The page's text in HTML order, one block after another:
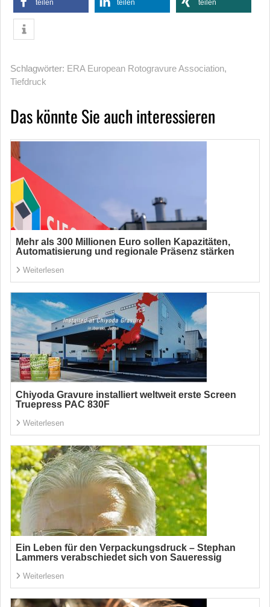
teilen teilen teilen
Schlagwörter: ERA European Rotogravure Association,
Tiefdruck
Das könnte Sie auch interessieren
Mehr als 300 Millionen Euro sollen Kapazitäten,
Automatisierung und regionale Präsenz stärken
Weiterlesen
Chiyoda Gravure installiert weltweit erste Screen
Truepress PAC 830F
Weiterlesen
Ein Leben für den Verpackungsdruck – Stephan
Lammers verabschiedet sich von Saueressig
Weiterlesen